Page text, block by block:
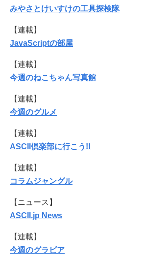
みやさとけいすけの工具探検隊
【連載】
JavaScriptの部屋
【連載】
今週のねこちゃん写真館
【連載】
今週のグルメ
【連載】
ASCII倶楽部に行こう!!
【連載】
コラムジャングル
【ニュース】
ASCII.jp News
【連載】
今週のグラビア